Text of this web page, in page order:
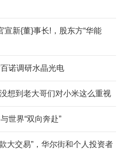
宣新{董}事长!，股东方“华能
诺调研水晶光电
想到老大哥们对小米这么重视
世界“双向奔赴”
大交易”，华尔街和个人投资者